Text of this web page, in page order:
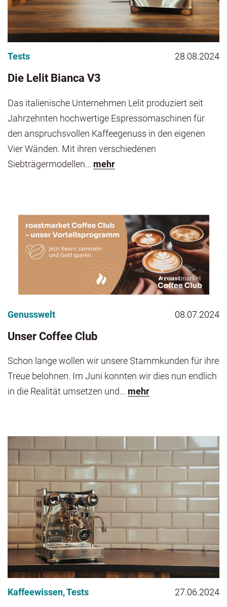
Tests 28.08.2024
Die Lelit Bianca V3
Das italienische Unternehmen Lelit produziert seit
Jahrzehnten hochwertige Espressomaschinen für
den anspruchsvollen Kaffeegenuss in den eigenen
Vier Wänden. Mit ihren verschiedenen
Siebträgermodellen... mehr
Genusswelt 08.07.2024
Unser Coffee Club
Schon lange wollen wir unsere Stammkunden für ihre
Treue belohnen. Im Juni konnten wir dies nun endlich
in die Realität umsetzen und... mehr
Kaffeewissen,Tests 27.06.2024